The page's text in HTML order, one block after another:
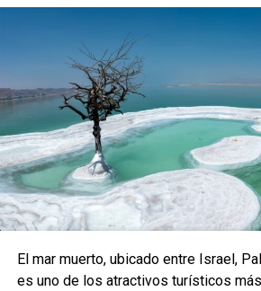
El mar muerto, ubicado entre Israel,
es uno de los atractivos turísticos